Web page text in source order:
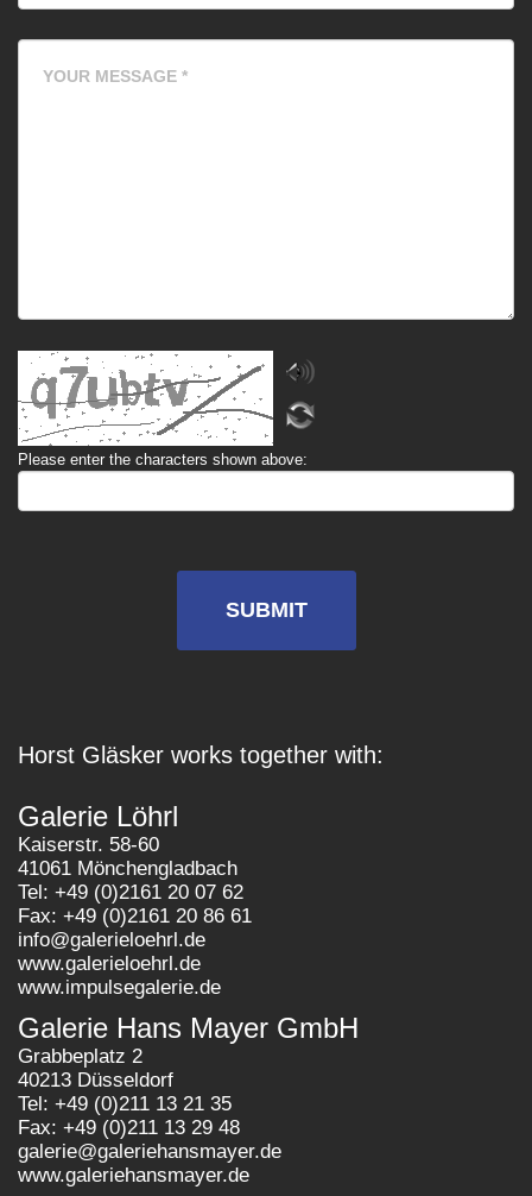
Please enter the characters shown above:
SUBMIT
Horst Gläsker works together with:
Galerie Löhrl
Kaiserstr. 58-60
41061 Mönchengladbach
Tel: +49 (0)2161 20 07 62
Fax: +49 (0)2161 20 86 61
info@galerieloehrl.de
www.galerieloehrl.de
www.impulsegalerie.de
Galerie Hans Mayer GmbH
Grabbeplatz 2
40213 Düsseldorf
Tel: +49 (0)211 13 21 35
Fax: +49 (0)211 13 29 48
galerie@galeriehansmayer.de
www.galeriehansmayer.de